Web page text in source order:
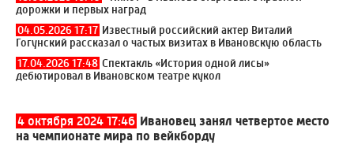
дорожки и первых наград
04.05.2026 17:17 Известный российский актер Виталий
Гогунский рассказал о частых визитах в Ивановскую область
17.04.2026 17:48 Спектакль «История одной лисы»
дебютировал в Ивановском театре кукол
4 октября 2024 17:46 Ивановец занял четвертое место
на чемпионате мира по вейкборду